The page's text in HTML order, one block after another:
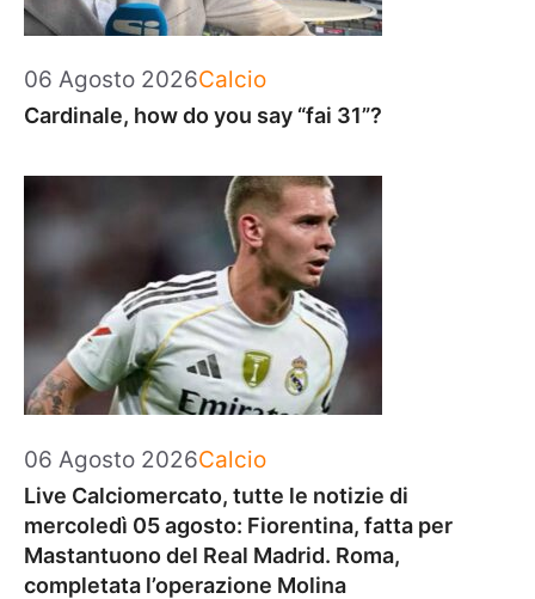
06 Agosto 2026Categorie
Calcio
Cardinale, how do you say “fai 31”?
06 Agosto 2026Categorie
Calcio
Live Calciomercato, tutte le notizie di
mercoledì 05 agosto: Fiorentina, fatta per
Mastantuono del Real Madrid. Roma,
completata l’operazione Molina